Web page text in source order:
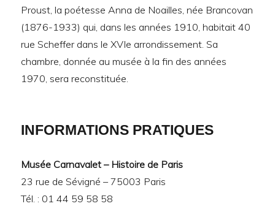
Proust, la poétesse Anna de Noailles, née Brancovan
(1876-1933) qui, dans les années 1910, habitait 40
rue Scheffer dans le XVIe arrondissement. Sa
chambre, donnée au musée à la fin des années
1970, sera reconstituée.
INFORMATIONS PRATIQUES
Musée Carnavalet – Histoire de Paris
23 rue de Sévigné – 75003 Paris
Tél. : 01 44 59 58 58